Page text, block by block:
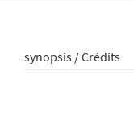
synopsis / Crédits